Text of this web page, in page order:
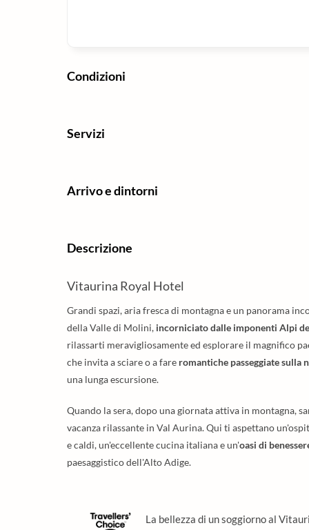
Condizioni
Servizi
Arrivo e dintorni
Descrizione
Vitaurina Royal Hotel
Grandi spazi, aria fresca di montagna e un panorama
della Valle di Molini, incorniciato dalle imponenti Alpi
rilassarti meravigliosamente ed esplorare il magnifico
che invita a sciare o a fare romantiche passeggiate sulla
una lunga escursione.
Quando la sera, dopo una giornata attiva in montagna,
vacanza rilassante in Val Aurina. Qui ti aspettano
e caldi, un'eccellente cucina italiana e un'oasi di
paesaggistico dell'Alto Adige.
La bellezza di un soggiorno al